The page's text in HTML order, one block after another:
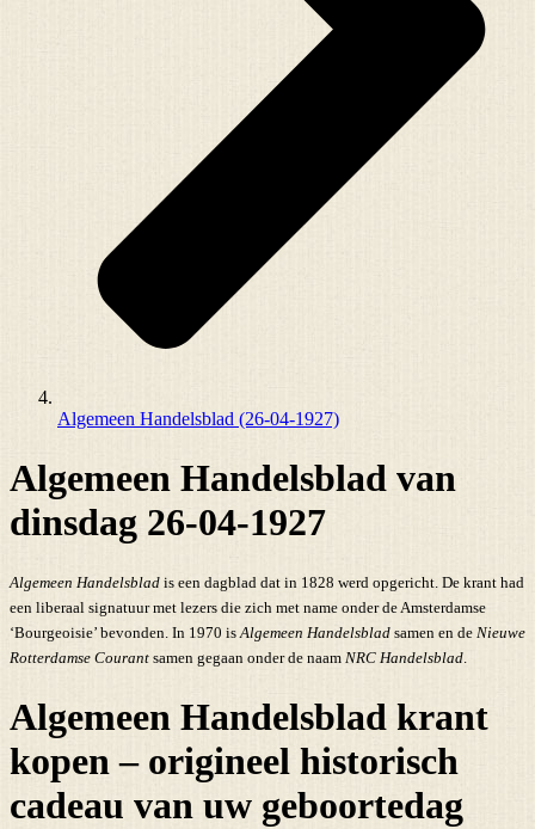
Algemeen Handelsblad (26-04-1927)
Algemeen Handelsblad van
dinsdag 26-04-1927
Algemeen Handelsblad is een dagblad dat in 1828 werd opgericht. De krant had
een liberaal signatuur met lezers die zich met name onder de Amsterdamse
‘Bourgeoisie’ bevonden. In 1970 is Algemeen Handelsblad samen en de Nieuwe
Rotterdamse Courant samen gegaan onder de naam NRC Handelsblad
Algemeen Handelsblad krant
kopen – origineel historisch
cadeau van uw geboortedag